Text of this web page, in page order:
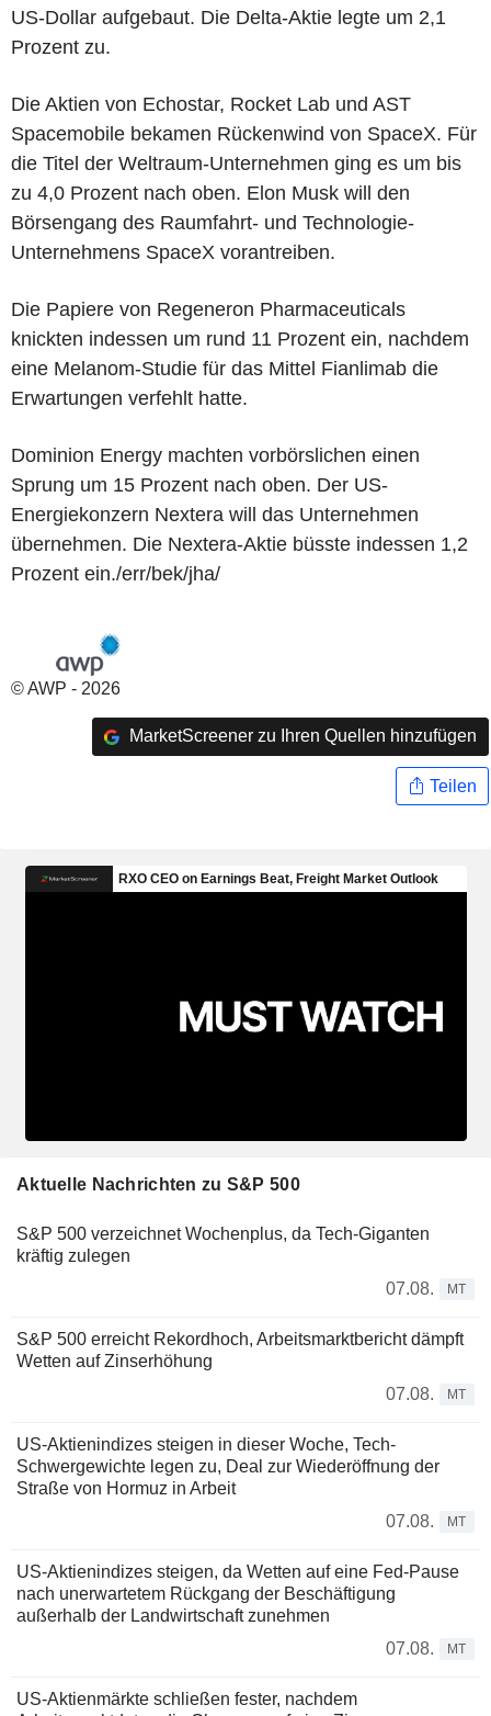
US-Dollar aufgebaut. Die Delta-Aktie legte um 2,1
Prozent zu.
Die Aktien von Echostar, Rocket Lab und AST
Spacemobile bekamen Rückenwind von SpaceX. Für
die Titel der Weltraum-Unternehmen ging es um bis
zu 4,0 Prozent nach oben. Elon Musk will den
Börsengang des Raumfahrt- und Technologie-
Unternehmens SpaceX vorantreiben.
Die Papiere von Regeneron Pharmaceuticals
knickten indessen um rund 11 Prozent ein, nachdem
eine Melanom-Studie für das Mittel Fianlimab die
Erwartungen verfehlt hatte.
Dominion Energy machten vorbörslichen einen
Sprung um 15 Prozent nach oben. Der US-
Energiekonzern Nextera will das Unternehmen
übernehmen. Die Nextera-Aktie büsste indessen 1,2
Prozent ein./err/bek/jha/
© AWP - 2026
MarketScreener zu Ihren Quellen hinzufügen
Teilen
Aktuelle Nachrichten zu S&P 500
S&P 500 verzeichnet Wochenplus, da Tech-Giganten
kräftig zulegen
07.08.
MT
S&P 500 erreicht Rekordhoch, Arbeitsmarktbericht dämpft
Wetten auf Zinserhöhung
07.08.
MT
US-Aktienindizes steigen in dieser Woche, Tech-
Schwergewichte legen zu, Deal zur Wiederöffnung der
Straße von Hormuz in Arbeit
07.08.
MT
US-Aktienindizes steigen, da Wetten auf eine Fed-Pause
nach unerwartetem Rückgang der Beschäftigung
außerhalb der Landwirtschaft zunehmen
07.08.
MT
US-Aktienmärkte schließen fester, nachdem